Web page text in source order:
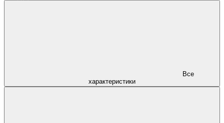
характеристики